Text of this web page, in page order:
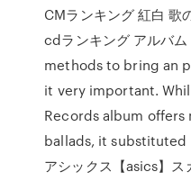
CMランキング 紅白 歌
cdランキング アルバ
methods to bring an
it very important.
Records album
ballads, it
アシックス【asics】ス